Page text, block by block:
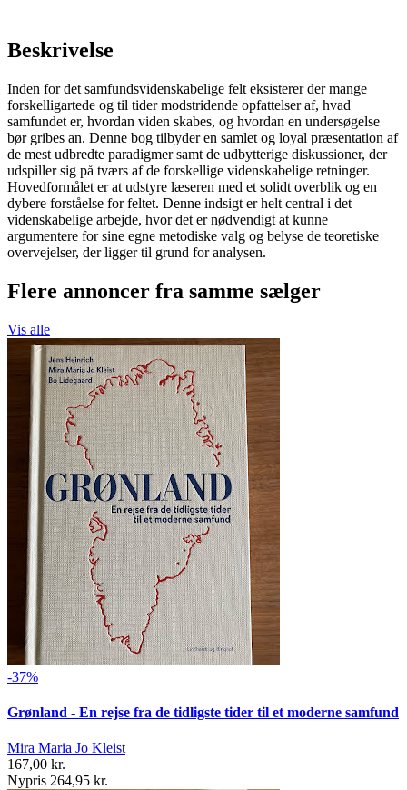
Beskrivelse
Inden for det samfundsvidenskabelige felt eksisterer der mange
forskelligartede og til tider modstridende opfattelser af, hvad
samfundet er, hvordan viden skabes, og hvordan en undersøgelse
bør gribes an. Denne bog tilbyder en samlet og loyal præsentation af
de mest udbredte paradigmer samt de udbytterige diskussioner, der
udspiller sig på tværs af de forskellige videnskabelige retninger.
Hovedformålet er at udstyre læseren med et solidt overblik og en
dybere forståelse for feltet. Denne indsigt er helt central i det
videnskabelige arbejde, hvor det er nødvendigt at kunne
argumentere for sine egne metodiske valg og belyse de teoretiske
overvejelser, der ligger til grund for analysen.
Flere annoncer fra samme sælger
Vis alle
-37%
Grønland - En rejse fra de tidligste tider til et moderne samfund
Mira Maria Jo Kleist
167,00 kr.
Nypris 264,95 kr.